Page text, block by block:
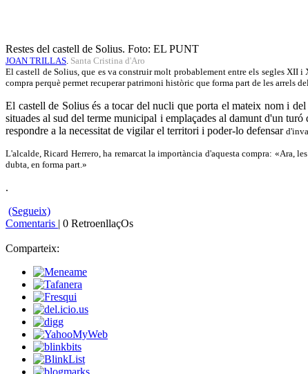
Restes del castell de Solius. Foto: EL PUNT
JOAN TRILLAS Santa Cristina d'Aro
El castell de Solius, que es va construir molt probablement entre els segles XII
compra perquè permet recuperar patrimoni històric que forma part de les
El castell de Solius és a tocar del nucli que porta el mateix nom i
situades al sud del terme municipal i emplaçades al damunt d'un
respondre a la necessitat de vigilar el territori i poder-lo defensar
L'alcalde, Ricard Herrero, ha remarcat la importància d'aquesta compra: «Ara,
dubta, en forma part.»
.
(Segueix)
Comentaris | 0 RetroenllaçOs
Comparteix: